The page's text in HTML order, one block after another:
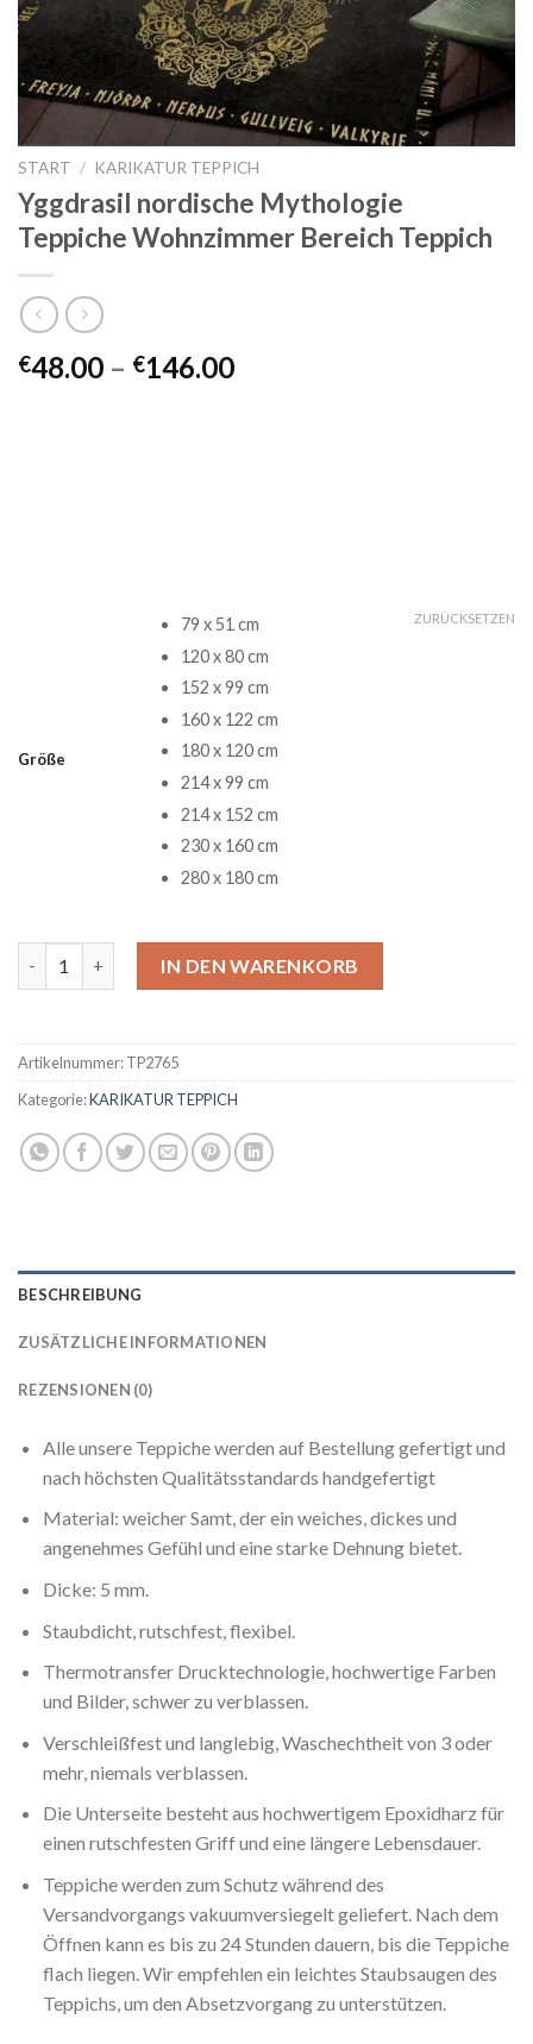
START / KARIKATUR TEPPICH
Yggdrasil nordische Mythologie
Teppiche Wohnzimmer Bereich Teppich
€48.00 – €146.00Preisspanne:
Größe
79 x 51 cm
120 x 80 cm
152 x 99 cm
160 x 122 cm
180 x 120 cm
214 x 99 cm
214 x 152 cm
230 x 160 cm
280 x 180 cm
ZURÜCKSETZEN
IN DEN WARENKORB
Artikelnummer:TP2765
Kategorie:KARIKATUR TEPPICH
BESCHREIBUNG
ZUSÄTZLICHE INFORMATIONEN
REZENSIONEN (0)
Alle unsere Teppiche werden auf Bestellung gefertigt und
nach höchsten Qualitätsstandards handgefertigt
Material: weicher Samt, der ein weiches, dickes und
angenehmes Gefühl und eine starke Dehnung bietet.
Dicke: 5 mm.
Staubdicht, rutschfest, flexibel.
Thermotransfer Drucktechnologie, hochwertige Farben
und Bilder, schwer zu verblassen.
Verschleißfest und langlebig, Waschechtheit von 3 oder
mehr, niemals verblassen.
Die Unterseite besteht aus hochwertigem Epoxidharz für
einen rutschfesten Griff und eine längere Lebensdauer.
Teppiche werden zum Schutz während des
Versandvorgangs vakuumversiegelt geliefert. Nach dem
Öffnen kann es bis zu 24 Stunden dauern, bis die Teppiche
flach liegen. Wir empfehlen ein leichtes Staubsaugen des
Teppichs, um den Absetzvorgang zu unterstützen.